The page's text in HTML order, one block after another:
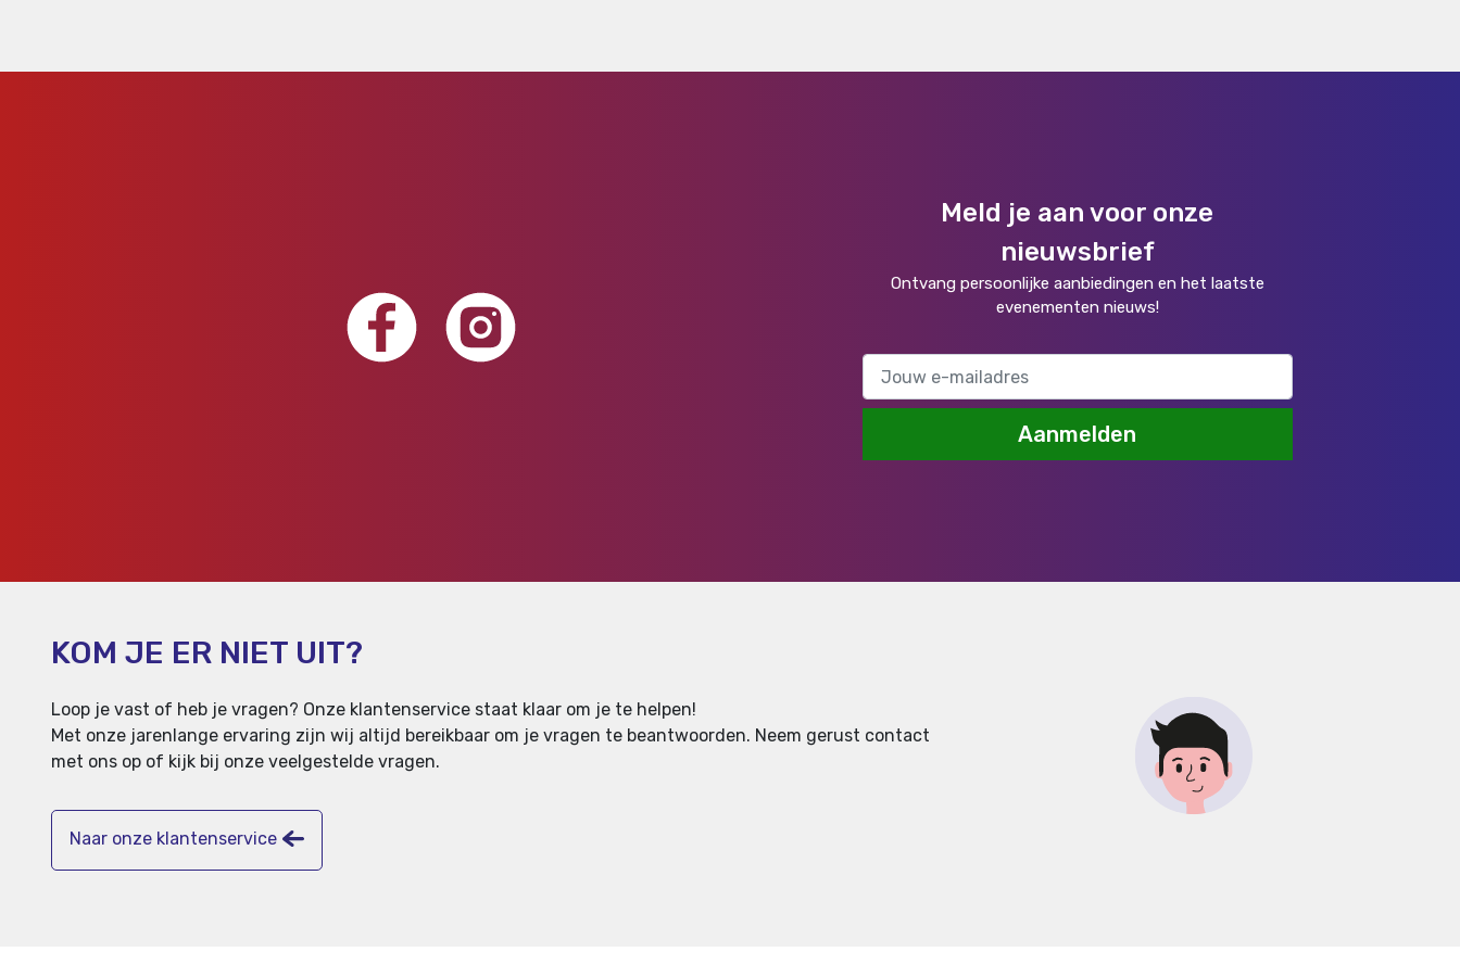
Meld je aan voor onze
nieuwsbrief
Ontvang persoonlijke aanbiedingen en het laatste
evenementen nieuws!
Aanmelden
KOM JE ER NIET UIT?
Loop je vast of heb je vragen? Onze klantenservice staat klaar om je te helpen!
Met onze jarenlange ervaring zijn wij altijd bereikbaar om je vragen te beantwoorden. Neem gerust contact
met ons op of kijk bij onze veelgestelde vragen.
Naar onze klantenservice